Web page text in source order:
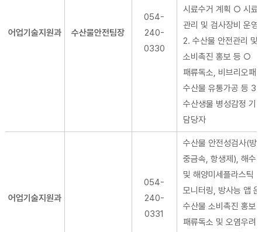
어업기술지원과 수산물안전팀장
054-
240-
0330
시료수거 계획 ○ 시료
관리 및 검사장비 운영
2. 수산물 안전관리 및
소비촉진 홍보 등 ○
패류독소, 비브리오패
수산물 유통가공 등 3.
수산생물 병성감정 기
담당자
어업기술지원과
054-
240-
0331
수산물 안전성검사(방
중금속, 항생제), 해수
및 해양미세플라스틱
모니터링, 방사능 앱
수산물 소비촉진 홍보
패류독소 및 오염우려